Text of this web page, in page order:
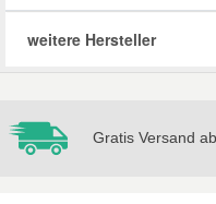
weitere Hersteller
Gratis Versand
Mazda Ersatzteile